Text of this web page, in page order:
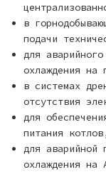
в
подачи
для
охлаждения на
в системах
отсутствия
для
питания
для аварийной
охлаждения на